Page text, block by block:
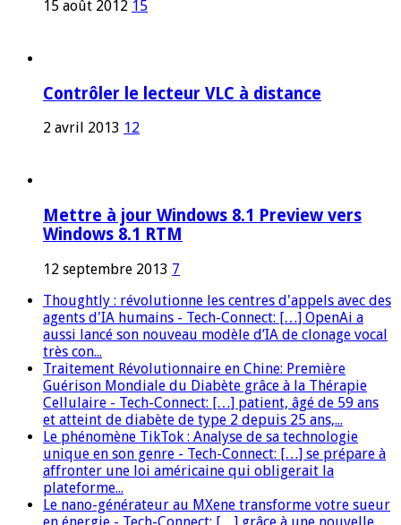
15 août 2012 15
Contrôler le lecteur VLC à distance
2 avril 2013 12
Mettre à jour Windows 8.1 Preview vers
Windows 8.1 RTM
12 septembre 2013 7
Thoughtly : révolutionne les centres d'appels avec des
agents d'IA humains - Tech-Connect: […] OpenAi a
aussi lancé son nouveau modèle d’IA de clonage vocal
très con...
Traitement Révolutionnaire en Chine: Première
Guérison Mondiale du Diabète grâce à la Thérapie
Cellulaire - Tech-Connect: […] patient, âgé de 59 ans
et atteint de diabète de type 2 depuis 25 ans,...
Le phénomène TikTok : Analyse de sa technologie
unique en son genre - Tech-Connect: […] se prépare à
affronter une loi américaine qui obligerait la
plateforme...
Le nano-générateur au MXene transforme votre sueur